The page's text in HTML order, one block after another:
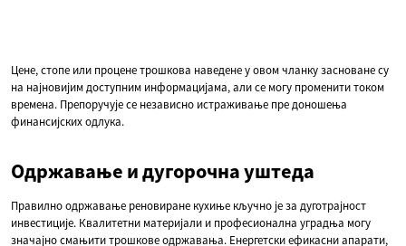
Цене, стопе или процене трошкова наведене у овом чланку засноване су
на најновијим доступним информацијама, али се могу променити током
времена. Препоручује се независно истраживање пре доношења
финансијских одлука.
Одржавање и дугорочна уштеда
Правилно одржавање реновиране кухиње кључно је за дуготрајност
инвестиције. Квалитетни материјали и професионална уградња могу
значајно смањити трошкове одржавања. Енергетски ефикасни апарати,